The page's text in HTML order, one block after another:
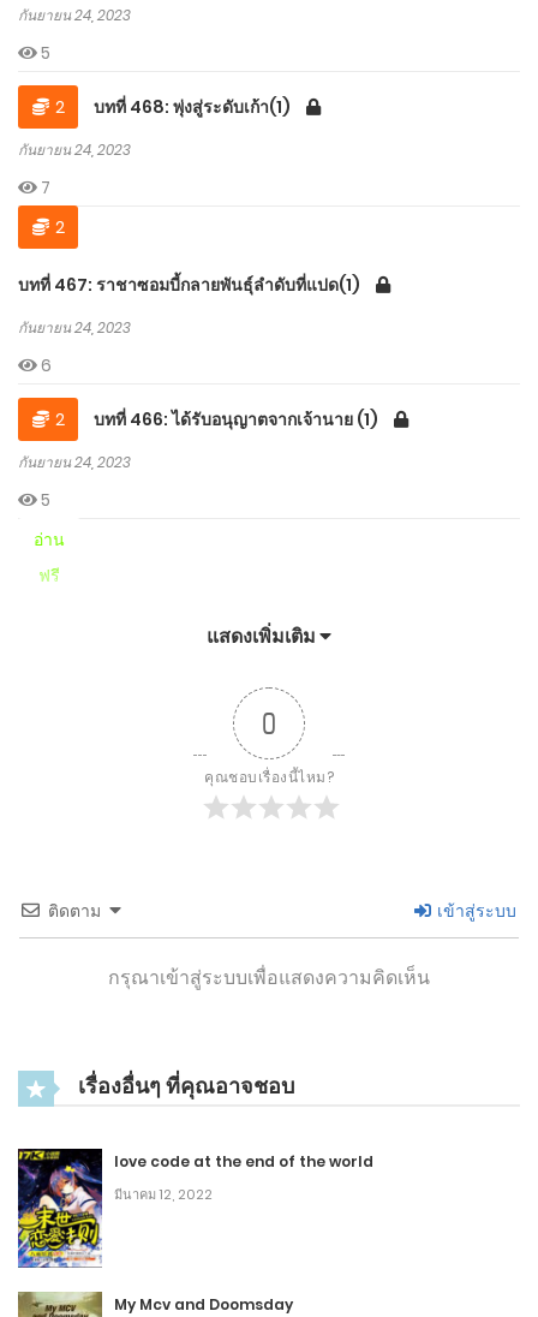
กันยายน 24, 2023
5
2 บทที่ 468: พุ่งสู่ระดับเก้า(1)
กันยายน 24, 2023
7
2
บทที่ 467: ราชาซอมบี้กลายพันธุ์ลำดับที่แปด(1)
กันยายน 24, 2023
6
2 บทที่ 466: ได้รับอนุญาตจากเจ้านาย (1)
กันยายน 24, 2023
5
อ่าน
ฟรี
บทที่ 465: เพื่อนทางอินเทอร์เน็ตสร้างความสนุกสนานได้
บทที่ 464 ฉันแค่อยากจะลองตีคุณ
2 บทที่ 463: วางไพ่บนโต๊ะ
กันยายน 24, 2023
บทที่ 462: หนึ่งคลื่นกระแทกหลังจากนั้นอีก
6
2
บทที่ 461: ฝ่ายรักษาความปลอดภัยที่แข็งแกร่งที่สุดใน
ประวัติศาสตร์(2)
แสดงเพิ่มเติม
0
คุณชอบเรื่องนี้ไหม?
ติดตาม เข้าสู่ระบบ
กรุณาเข้าสู่ระบบเพื่อแสดงความคิดเห็น
เรื่องอื่นๆ ที่คุณอาจชอบ
love code at the end of the world
มีนาคม 12, 2022
My Mcv and Doomsday